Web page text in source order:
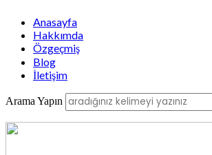
Anasayfa
Hakkımda
Özgeçmiş
Blog
İletişim
Arama Yapın